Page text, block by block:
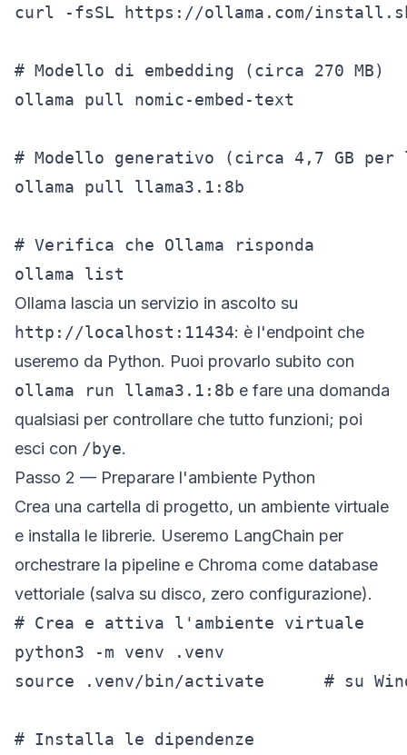
curl -fsSL https://ollama.com/
# Modello di embedding (circa 270 MB)
ollama pull nomic-embed-text
# Modello generativo (circa 4,7 GB
ollama pull llama3.1:8b
# Verifica che Ollama risponda
ollama list
Ollama lascia un servizio in ascolto su
http://localhost:11434: è l'endpoint che
useremo da Python. Puoi provarlo subito con
ollama run llama3.1:8b e fare una domanda
qualsiasi per controllare che tutto funzioni; poi
esci con /bye.
Passo 2 — Preparare l'ambiente Python
Crea una cartella di progetto, un ambiente virtuale
e installa le librerie. Useremo LangChain per
orchestrare la pipeline e Chroma come database
vettoriale (salva su disco, zero configurazione).
# Crea e attiva l'ambiente virtuale
python3 -m venv .venv
source .venv/bin/activate      # su
# Installa le dipendenze